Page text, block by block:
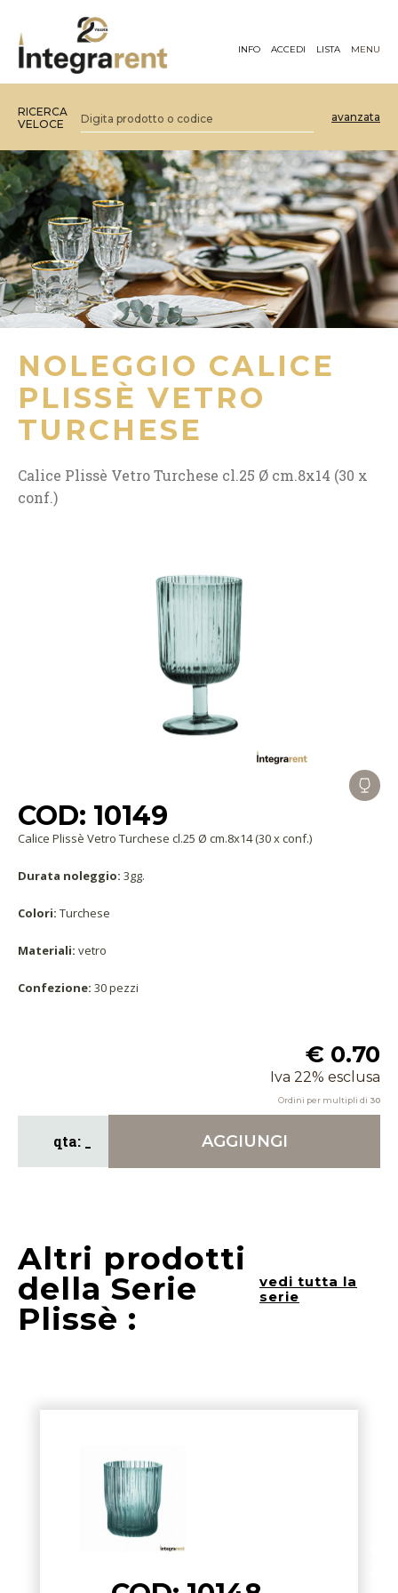
INFO ACCEDI LISTA MENU
RICERCA
VELOCE
avanzata
NOLEGGIO CALICE
PLISSÈ VETRO
TURCHESE
Calice Plissè Vetro Turchese cl.25 Ø cm.8x14 (30 x
conf.)
COD: 10149
Calice Plissè Vetro Turchese cl.25 Ø cm.8x14 (30 x conf.)
Durata noleggio: 3gg.
Colori: Turchese
Materiali: vetro
Confezione: 30 pezzi
€ 0.70
Iva 22% esclusa
Ordini per multipli di 30
AGGIUNGI
Altri prodotti
della Serie
Plissè :
vedi tutta la
serie